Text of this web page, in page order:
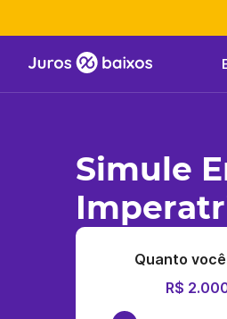
Simule
Quanto
R$